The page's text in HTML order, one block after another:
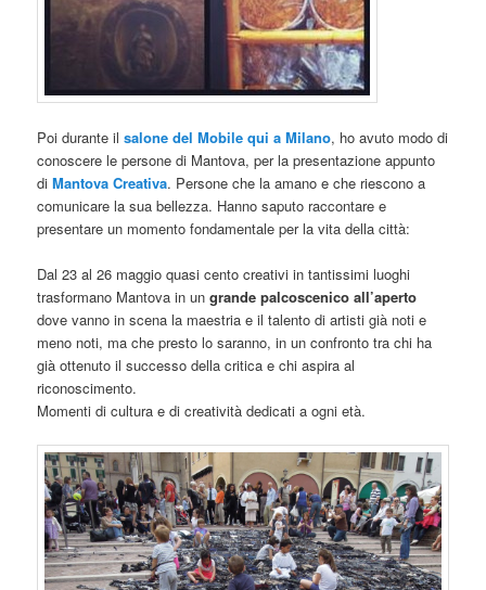
Poi durante ilsalone del Mobile qui a Milano, ho avuto modo di
conoscere le persone di Mantova, per la presentazione appunto
diMantova Creativa. Persone che la amano e che riescono a
comunicare la sua bellezza. Hanno saputo raccontare e
presentare un momento fondamentale per la vita della città:
Dal 23 al 26 maggio quasi cento creativi in tantissimi luoghi
trasformano Mantova in ungrande palcoscenico all’aperto
dove vanno in scena la maestria e il talento di artisti già noti e
meno noti, ma che presto lo saranno, in un confronto tra chi ha
già ottenuto il successo della critica e chi aspira al
riconoscimento.
Momenti di cultura e di creatività dedicati a ogni età.